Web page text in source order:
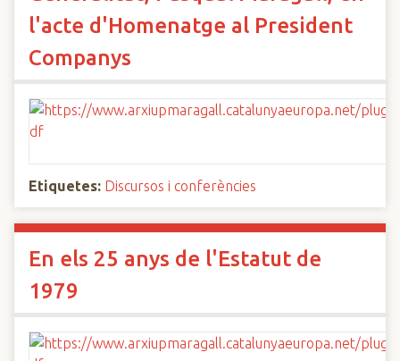
l'acte d'Homenatge al President
Companys
Etiquetes: Discursos i conferències
En els 25 anys de l'Estatut de
1979